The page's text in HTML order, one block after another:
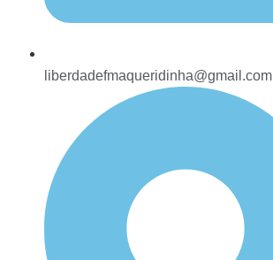
liberdadefmaqueridinha@gmail.com